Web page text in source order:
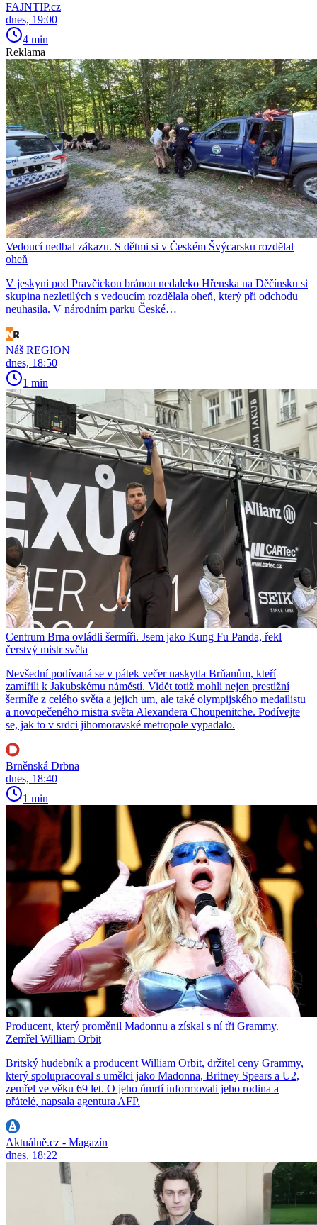
FAJNTIP.cz
dnes, 19:00
4 min
Reklama
Vedoucí nedbal zákazu. S dětmi si v Českém Švýcarsku rozdělal
oheň
V jeskyni pod Pravčickou bránou nedaleko Hřenska na Děčínsku si
skupina nezletilých s vedoucím rozdělala oheň, který při odchodu
neuhasila. V národním parku České…
Náš REGION
dnes, 18:50
1 min
Centrum Brna ovládli šermíři. Jsem jako Kung Fu Panda, řekl
čerstvý mistr světa
Nevšední podívaná se v pátek večer naskytla Brňanům, kteří
zamířili k Jakubskému náměstí. Vidět totiž mohli nejen prestižní
šermíře z celého světa a jejich um, ale také olympijského medailistu
a novopečeného mistra světa Alexandera Choupenitche. Podívejte
se, jak to v srdci jihomoravské metropole vypadalo.
Brněnská Drbna
dnes, 18:40
1 min
Producent, který proměnil Madonnu a získal s ní tři Grammy.
Zemřel William Orbit
Britský hudebník a producent William Orbit, držitel ceny Grammy,
který spolupracoval s umělci jako Madonna, Britney Spears a U2,
zemřel ve věku 69 let. O jeho úmrtí informovali jeho rodina a
přátelé, napsala agentura AFP.
Aktuálně.cz - Magazín
dnes, 18:22